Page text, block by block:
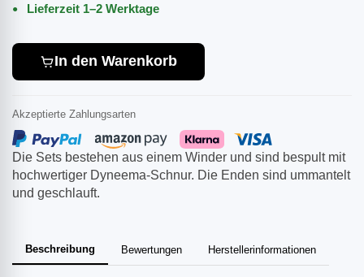
Die Sets bestehen aus einem Winder und sind bespult mit
hochwertiger Dyneema-Schnur. Die Enden sind ummantelt
und geschlauft.
Beschreibung Bewertungen Herstellerinformationen
Lieferzeit 1–2 Werktage
In den Warenkorb
Akzeptierte Zahlungsarten